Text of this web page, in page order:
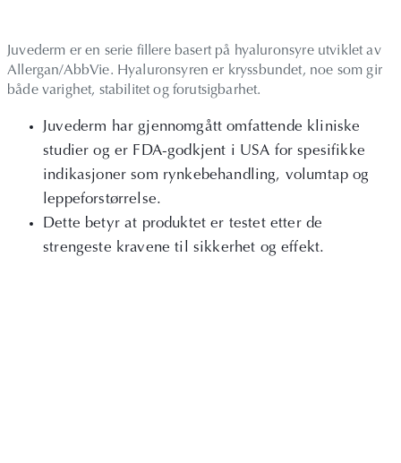
Juvederm er en serie fillere basert på hyaluronsyre utviklet av
Allergan/AbbVie. Hyaluronsyren er kryssbundet, noe som gir
både varighet, stabilitet og forutsigbarhet.
Juvederm har gjennomgått omfattende kliniske
studier og er FDA-godkjent i USA for spesifikke
indikasjoner som rynkebehandling, volumtap og
leppeforstørrelse.
Dette betyr at produktet er testet etter de
strengeste kravene til sikkerhet og effekt.